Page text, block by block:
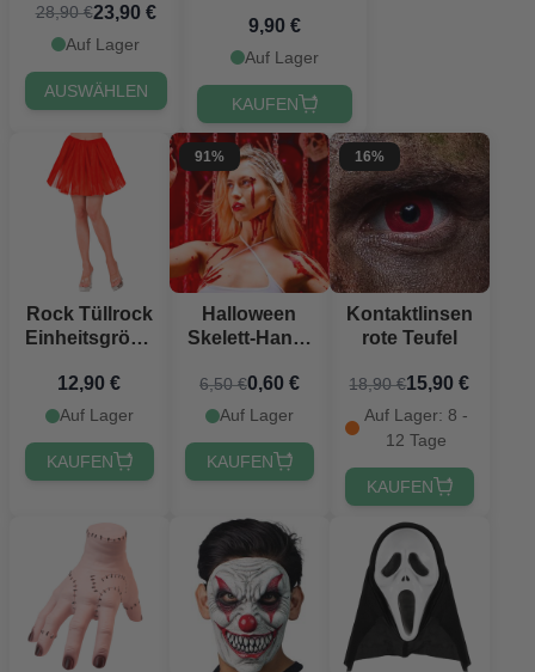
Hörnern
28,90 €23,90 €
Auf Lager
AUSWÄHLEN
- Einheitsgröße
9,90 €
Auf Lager
KAUFEN
Rock Tüllrock
Einheitsgröße
12,90 €
Auf Lager
KAUFEN
91%
Halloween
Skelett-Hand-
6,50 €0,60 €
Auf Lager
KAUFEN
16%
Kontaktlinsen
rote Teufel
18,90 €15,90 €
Auf Lager: 8 -
12 Tage
KAUFEN